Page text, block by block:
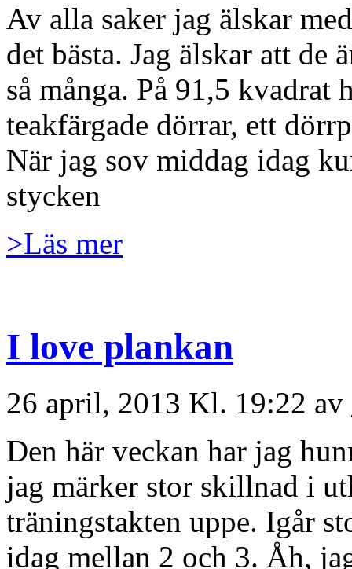
Av alla saker jag älskar
det bästa. Jag älskar att
så många. På 91,5 kvadrat
teakfärgade dörrar, ett
När jag sov middag idag
stycken
>Läs mer
I love plankan
26 april, 2013 Kl. 19:22 av
Den här veckan har jag
jag märker stor skillnad i
träningstakten uppe. Igår
idag mellan 2 och 3. Åh,